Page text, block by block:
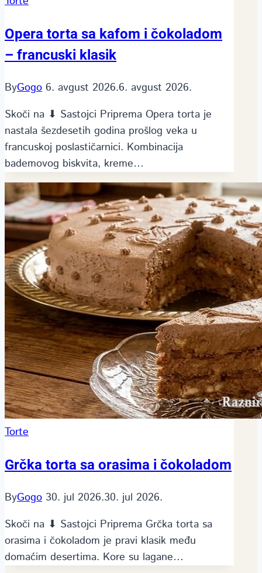
Opera torta sa kafom i čokoladom
– francuski klasik
ByGogo 6. avgust 2026.6. avgust 2026.
Skoči na ⬇ Sastojci Priprema Opera torta je
nastala šezdesetih godina prošlog veka u
francuskoj poslastičarnici. Kombinacija
bademovog biskvita, kreme…
Torte
Grčka torta sa orasima i čokoladom
ByGogo 30. jul 2026.30. jul 2026.
Skoči na ⬇ Sastojci Priprema Grčka torta sa
orasima i čokoladom je pravi klasik među
domaćim desertima. Kore su lagane…